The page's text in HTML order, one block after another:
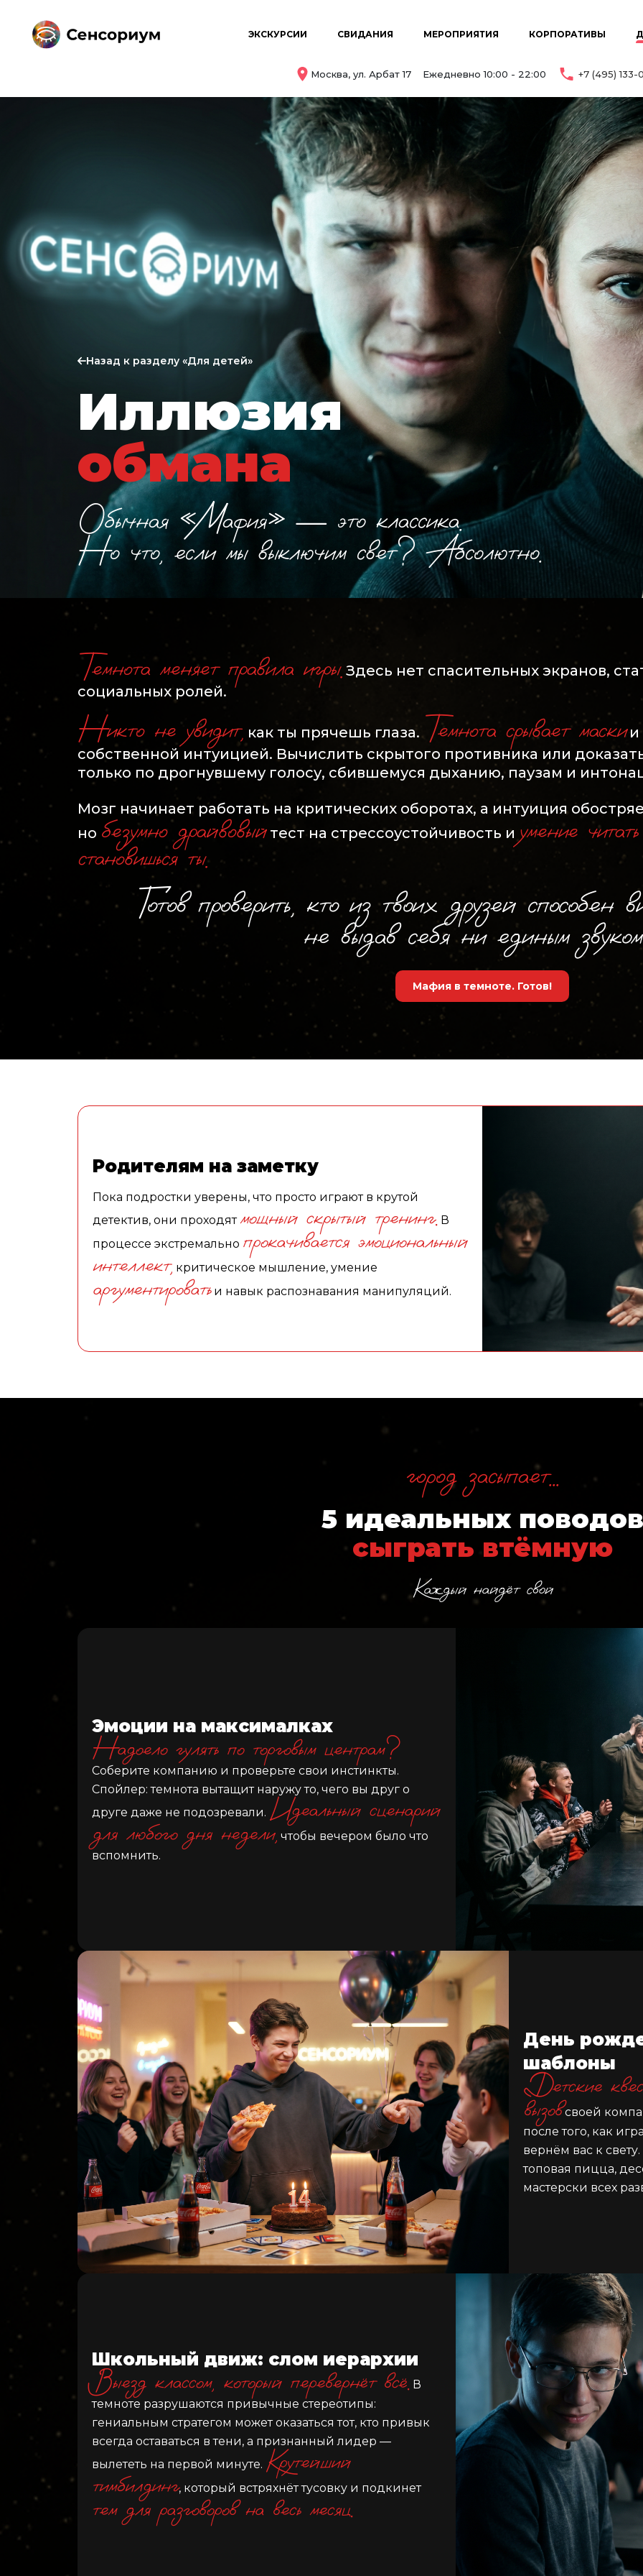
ЭКСКУРСИИ СВИДАНИЯ МЕРОПРИЯТИЯ КОРПОРАТИВЫ
Москва, ул. Арбат 17 Ежедневно 10:00 - 22:00 +7 (495)
Назад к разделу «Для детей»
Иллюзия
обмана
Обычная «Мафия» — это классика.
Но что, если мы выключим свет? Абсолютно.
Темнота меняет правила игры. Здесь нет спасительных экранов,
социальных ролей.
Никто не увидит, как ты прячешь глаза. Темнота срывает маскии
собственной интуицией. Вычислить скрытого противника или
только по дрогнувшему голосу, сбившемуся дыханию, паузам и
Мозг начинает работать на критических оборотах, а интуиция
но безумно драйвовыйтест на стрессоустойчивость и умение
становишься ты.
Готов проверить, кто из твоих друзей способен
не выдав себя ни единым
Мафия в темноте. Готов!
Родителям на заметку
Пока подростки уверены, что просто играют в крутой
детектив, они проходятмощный скрытый тренинг. В
процессе экстремально прокачивается эмоциональный
интеллект, критическое мышление, умение
аргументироватьи навык распознавания манипуляций.
город засыпает...
5 идеальных поводов
сыграть втёмную
Каждый найдёт свой
Эмоции на максималках
Надоело гулять по торговым центрам?
Соберите компанию и проверьте свои инстинкты.
Спойлер: темнота вытащит наружу то, чего вы друг о
друге даже не подозревали. Идеальный сценарий
для любого дня недели, чтобы вечером было что
вспомнить.
День
шаблоны
Детские
вызовсвоей
после того, как
вернём вас к
топовая пицца,
мастерски всех
Школьный движ: слом иерархии
Выезд классом, который перевернёт всё. В
темноте разрушаются привычные стереотипы:
гениальным стратегом может оказаться тот, кто привык
всегда оставаться в тени, а признанный лидер —
вылететь на первой минуте. Крутейший
тимбилдинг, который встряхнёт тусовку и подкинет
тем для разговоров на весь месяц.